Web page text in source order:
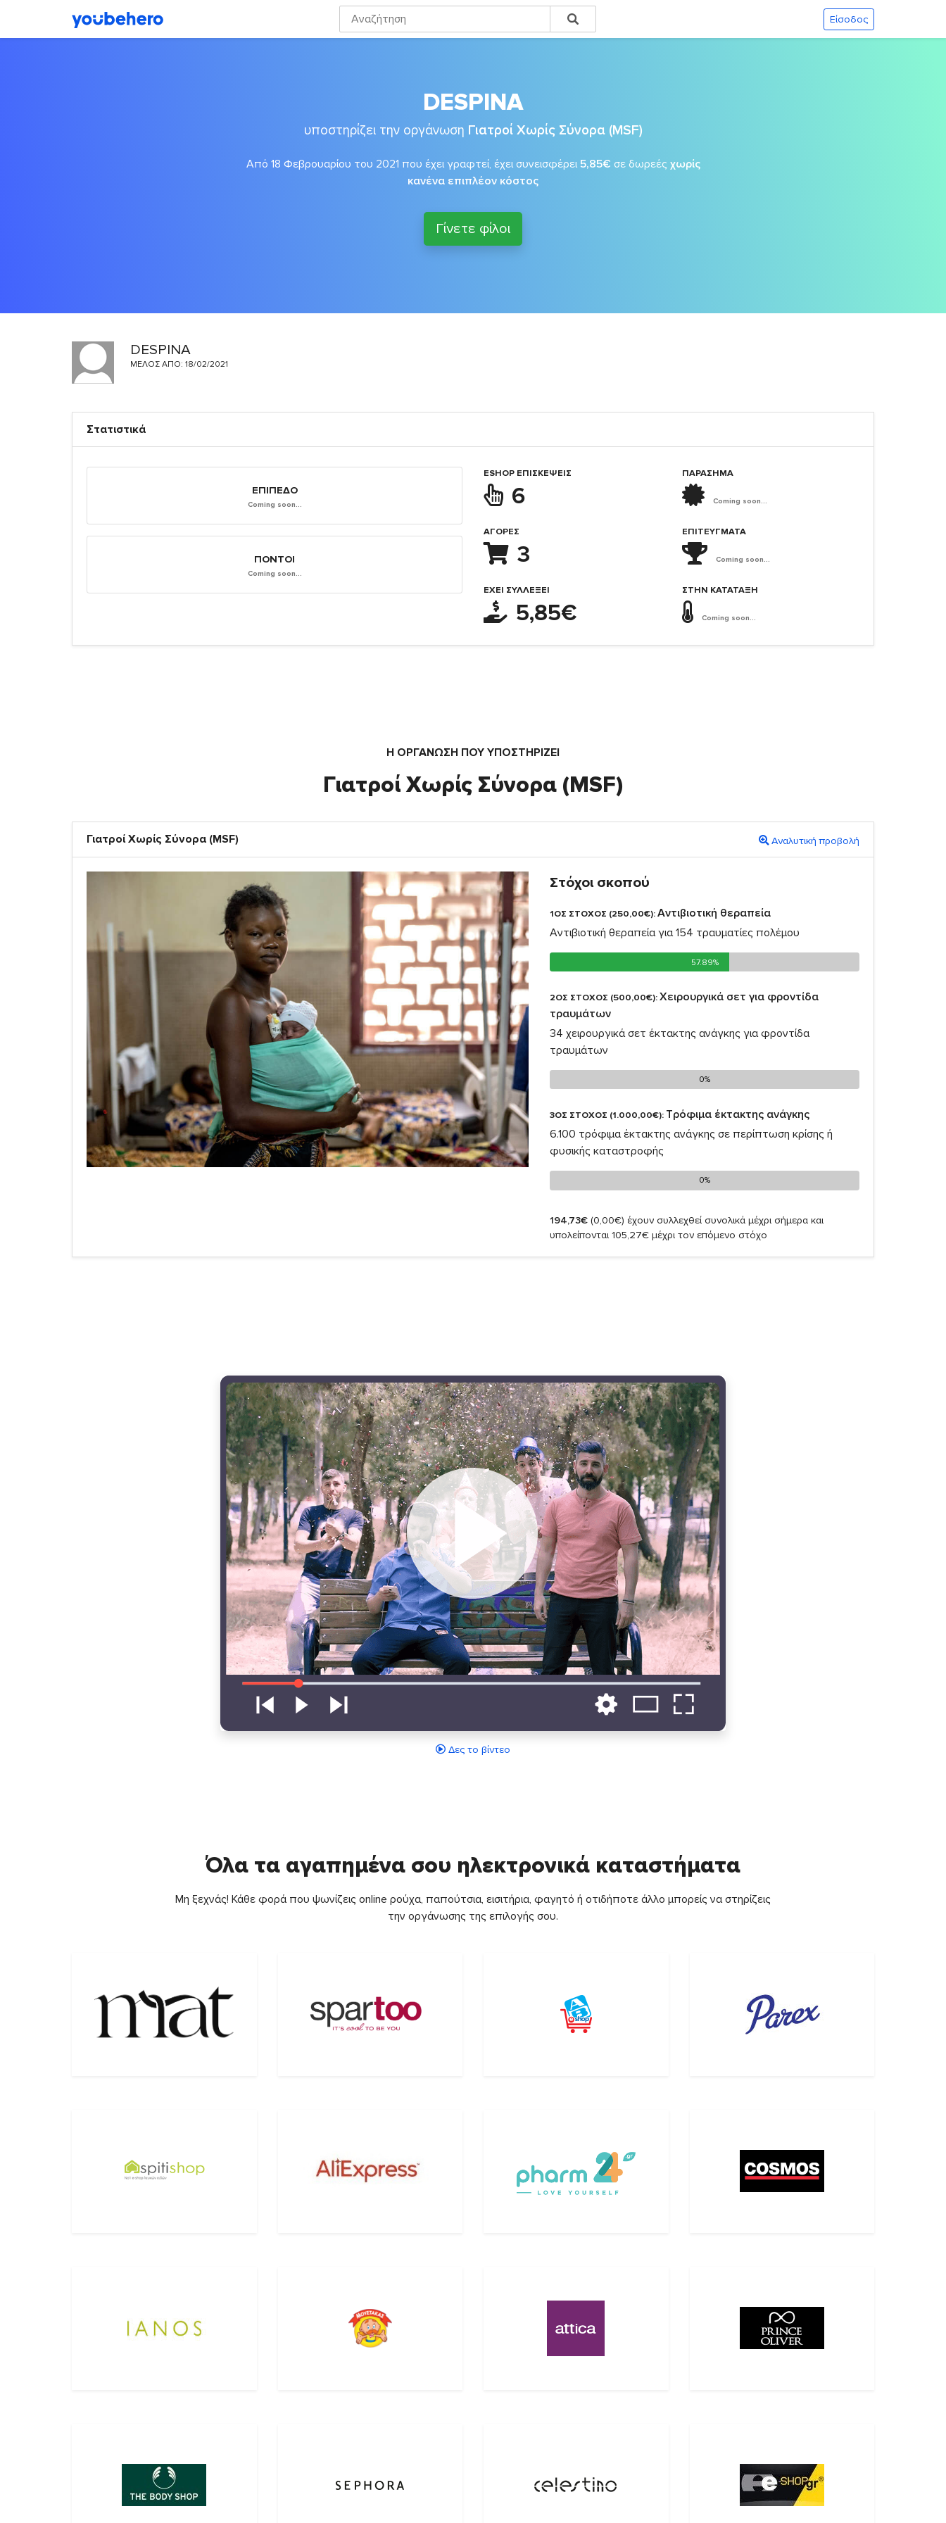
Είσοδος
DESPINA
υποστηρίζει την οργάνωση Γιατροί Χωρίς Σύνορα (MSF)
Από 18 Φεβρουαρίου του 2021 που έχει γραφτεί, έχει συνεισφέρει 5,85€ σε δωρεές χωρίς
κανένα επιπλέον κόστος
Γίνετε φίλοι
DESPINA
ΜΈΛΟΣ ΑΠΌ: 18/02/2021
Στατιστικά
ΕΠΊΠΕΔΟ
Coming soon...
ΠΌΝΤΟΙ
Coming soon...
ESHOP ΕΠΙΣΚΈΨΕΙΣ
6
ΑΓΟΡΈΣ
3
ΈΧΕΙ ΣΥΛΛΈΞΕΙ
5,85€
ΠΑΡΑΣΗΜΑ
Coming soon...
ΕΠΙΤΕΎΓΜΑΤΑ
Coming soon...
ΣΤΗΝ ΚΑΤΆΤΑΞΗ
Coming soon...
Η ΟΡΓΆΝΩΣΗ ΠΟΥ ΥΠΟΣΤΗΡΙΖΕΙ
Γιατροί Χωρίς Σύνορα (MSF)
Γιατροί Χωρίς Σύνορα (MSF) Αναλυτική προβολή
Στόχοι σκοπού
1ΟΣ ΣΤΟΧΟΣ (250,00€):Αντιβιοτική θεραπεία
Αντιβιοτική θεραπεία για 154 τραυματίες πολέμου
57.89%
57.89%
2ΟΣ ΣΤΟΧΟΣ (500,00€):Χειρουργικά σετ για φροντίδα
τραυμάτων
34 χειρουργικά σετ έκτακτης ανάγκης για φροντίδα
τραυμάτων
0%
0%
3ΟΣ ΣΤΟΧΟΣ (1.000,00€): Τρόφιμα έκτακτης ανάγκης
6.100 τρόφιμα έκτακτης ανάγκης σε περίπτωση κρίσης ή
φυσικής καταστροφής
0%
0%
194,73€ (0,00€) έχουν συλλεχθεί συνολικά μέχρι σήμερα και
υπολείπονται 105,27€ μέχρι τον επόμενο στόχο
Δες το βίντεο
Όλα τα αγαπημένα σου ηλεκτρονικά καταστήματα
Μη ξεχνάς! Κάθε φορά που ψωνίζεις online ρούχα, παπούτσια, εισιτήρια, φαγητό ή οτιδήποτε άλλο μπορείς να στηρίζεις
την οργάνωσης της επιλογής σου.